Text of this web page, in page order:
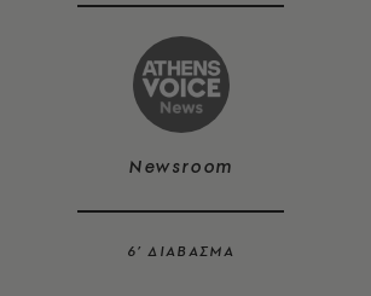
Newsroom
6’ ΔΙΑΒΑΣΜΑ